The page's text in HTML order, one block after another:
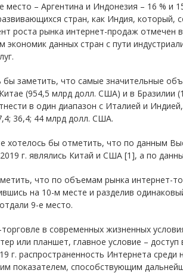
место – Аргентина и Индонезия – 16 % и
стран, как Индия,
роста рынка интернет-продаж
данных стран с пути
заметить, что самые значительные
(954,5 млрд долл. США) и в
в один диапазон с Италией и
36,4; 44 млрд долл. США.
хотелось бы отметить, что по данным
г. являлись Китай и США [1], а по
что по объемам рынка интернет-
на 10-м месте и разделив
9-е место.
в современных жизненных
или планшет, главное условие –
г. распространенность Интернета
показателем, способствующим